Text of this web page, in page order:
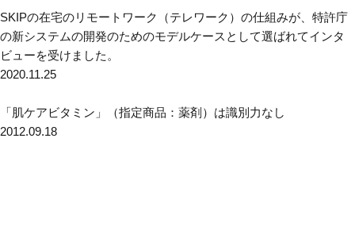
SKIPの在宅のリモートワーク（テレワーク）の仕組みが、特許庁
の新システムの開発のためのモデルケースとして選ばれてインタ
ビューを受けました。
2020.11.25
「肌ケアビタミン」（指定商品：薬剤）は識別力なし
2012.09.18